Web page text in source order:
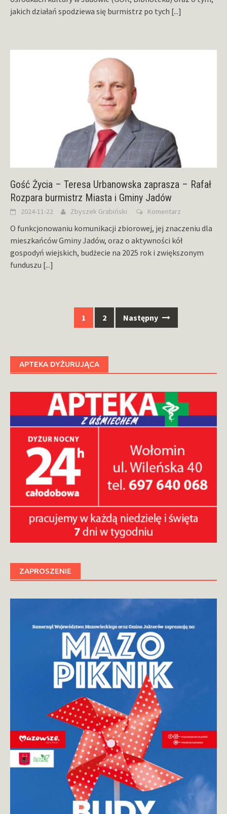
jakich działań spodziewa się burmistrz po tych [...]
Gość Życia – Teresa Urbanowska zaprasza – Rafał
Rozpara burmistrz Miasta i Gminy Jadów
2024-11-22 Zbyszek Grabiński Komentarz
O funkcjonowaniu komunikacji zbiorowej, jej znaczeniu dla
mieszkańców Gminy Jadów, oraz o aktywności kół
gospodyń wiejskich, budżecie na 2025 rok i zwiększonym
funduszu [...]
1 2 Następny
APTEKA DYŻURUJĄCA
ZAPROSZENIE